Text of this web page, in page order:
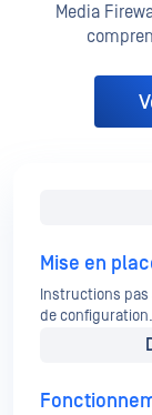
Media
Mise en
Instructions
de configuration.